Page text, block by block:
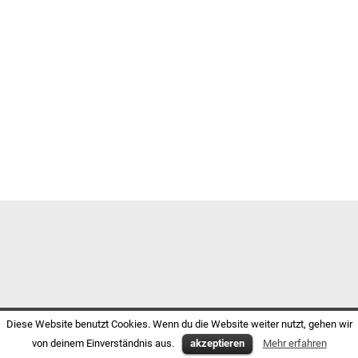
Diese Website benutzt Cookies. Wenn du die Website weiter nutzt, gehen wir
von deinem Einverständnis aus.
akzeptieren Mehr erfahren